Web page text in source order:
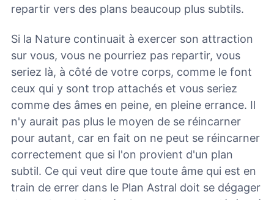
repartir vers des plans beaucoup plus subtils.
Si la Nature continuait à exercer son attraction
sur vous, vous ne pourriez pas repartir, vous
seriez là, à côté de votre corps, comme le font
ceux qui y sont trop attachés et vous seriez
comme des âmes en peine, en pleine errance. Il
n'y aurait pas plus le moyen de se réincarner
pour autant, car en fait on ne peut se réincarner
correctement que si l'on provient d'un plan
subtil. Ce qui veut dire que toute âme qui est en
train de errer dans le Plan Astral doit se dégager